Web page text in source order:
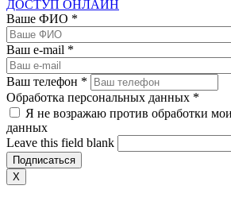
ДОСТУП ОНЛАЙН
Ваше ФИО *
Ваш e-mail *
Ваш телефон *
Обработка персональных данных *
Я не возражаю против обработки
данных
Leave this field blank
X